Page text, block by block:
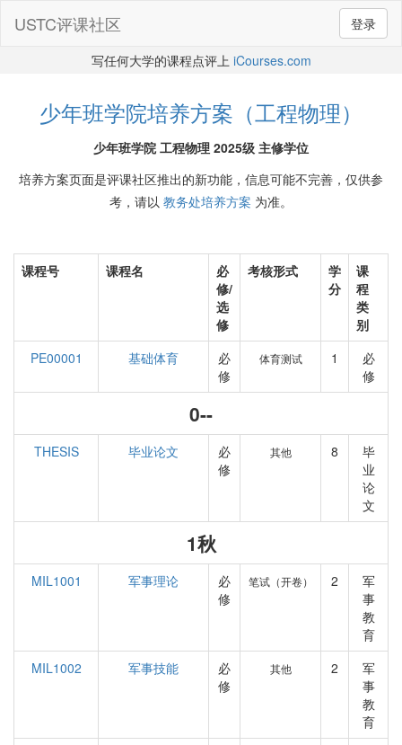
登录
USTC评课社区
写任何大学的课程点评上 iCourses.com
少年班学院培养方案（工程物理）
少年班学院 工程物理 2025级 主修学位
培养方案页面是评课社区推出的新功能，信息可能不完善，仅供参
考，请以 教务处培养方案 为准。
课程号 课程名
必
修/
选
修
考核形式
学
分
课
程
类
别
PE00001
基础体育
必
修
体育测试 1
必
修
0--
THESIS 毕业论文
必
修
其他 8
毕
业
论
文
1秋
MIL1001 军事理论
必
修
笔试（开卷） 2
军
事
教
育
MIL1002
军事技能
必
修
其他 2
军
事
教
育